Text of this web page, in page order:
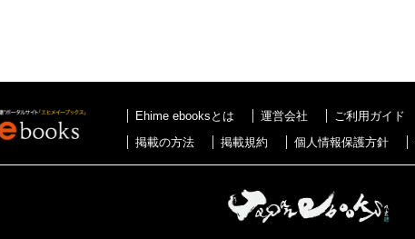
Ehime ebooksとは 運営会社 ご利用ガイド
掲載の方法
掲載規約 個人情報保護方針